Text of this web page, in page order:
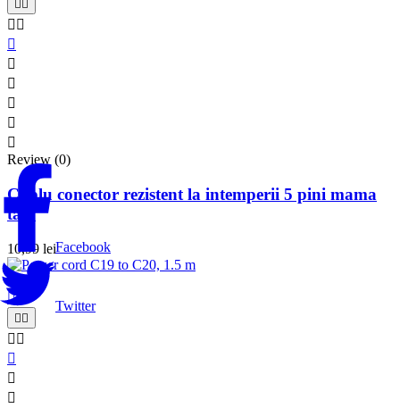
 
 






Review (0)
Cablu conector rezistent la intemperii 5 pini mama
tata
10,99 lei

 
 



Facebook
Twitter